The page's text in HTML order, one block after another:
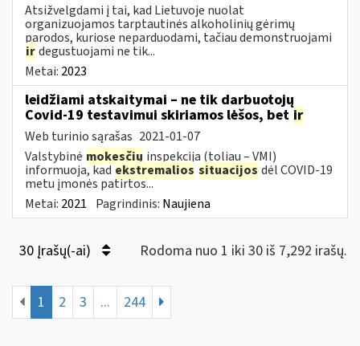
Atsižvelgdami į tai, kad Lietuvoje nuolat
organizuojamos tarptautinės alkoholinių gėrimų
parodos, kuriose neparduodami, tačiau demonstruojami
irdegustuojami ne tik...
Metai: 2023
leidžiami atskaitymai – ne tik darbuotojų
Covid-19 testavimui skiriamos lėšos, bet ir
Web turinio sąrašas 2021-01-07
Valstybinė mokesčių inspekcija (toliau – VMI)
informuoja, kadekstremalios situacijos dėl COVID-19
metu įmonės patirtos...
Metai: 2021 Pagrindinis: Naujiena
30 Įrašų(-ai) Rodoma nuo 1 iki 30 iš 7,292 irašų.
1 2 3 ... 244